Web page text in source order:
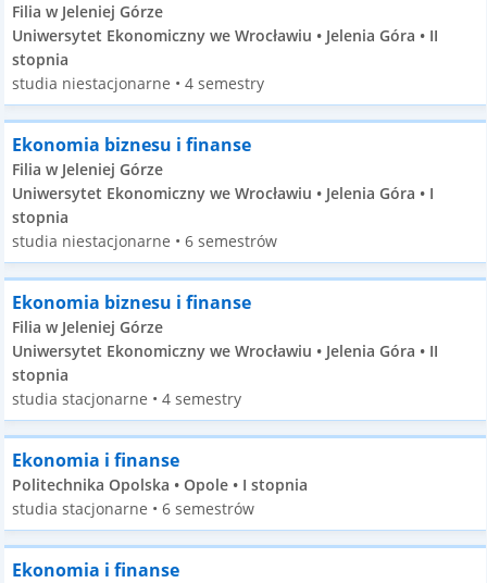
Filia w Jeleniej Górze
Uniwersytet Ekonomiczny we Wrocławiu • Jelenia Góra • II
stopnia
studia niestacjonarne • 4 semestry
Ekonomia biznesu i finanse
Filia w Jeleniej Górze
Uniwersytet Ekonomiczny we Wrocławiu • Jelenia Góra • I
stopnia
studia niestacjonarne • 6 semestrów
Ekonomia biznesu i finanse
Filia w Jeleniej Górze
Uniwersytet Ekonomiczny we Wrocławiu • Jelenia Góra • II
stopnia
studia stacjonarne • 4 semestry
Ekonomia i finanse
Politechnika Opolska • Opole • I stopnia
studia stacjonarne • 6 semestrów
Ekonomia i finanse